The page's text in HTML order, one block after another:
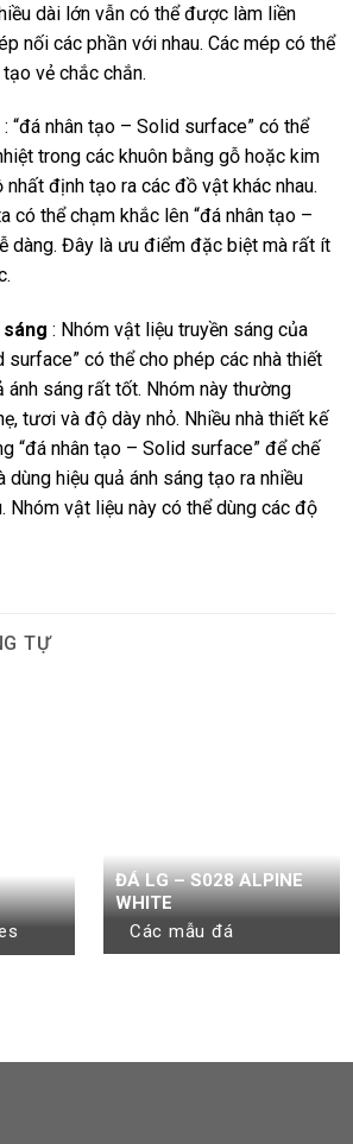
dài lớn vẫn có thể được làm liền
nối các phần với nhau. Các mép có thể
vẻ chắc chắn.
: “đá nhân tạo – Solid surface” có thể
trong các khuôn bằng gỗ hoặc kim
định tạo ra các đồ vật khác nhau.
có thể chạm khắc lên “đá nhân tạo –
dàng. Đây là ưu điểm đặc biệt mà rất ít
: Nhóm vật liệu truyền sáng của
surface” có thể cho phép các nhà thiết
ánh sáng rất tốt. Nhóm này thường
tươi và độ dày nhỏ. Nhiều nhà thiết kế
“đá nhân tạo – Solid surface” để chế
dùng hiệu quả ánh sáng tạo ra nhiều
Nhóm vật liệu này có thể dùng các độ
TỰ
Các mẫu đá
ĐÁ LG – S028 ALPINE
WHITE